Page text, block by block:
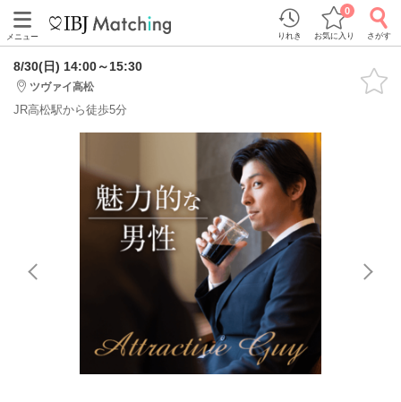
メニュー りれき お気に入り
0
さがす
8/30(日) 14:00～15:30
ツヴァイ高松
JR高松駅から徒歩5分